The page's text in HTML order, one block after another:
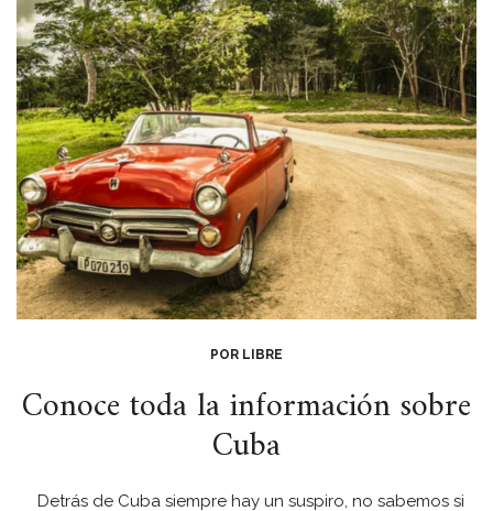
POR LIBRE
Conoce toda la información sobre
Cuba
Detrás de Cuba siempre hay un suspiro, no sabemos si